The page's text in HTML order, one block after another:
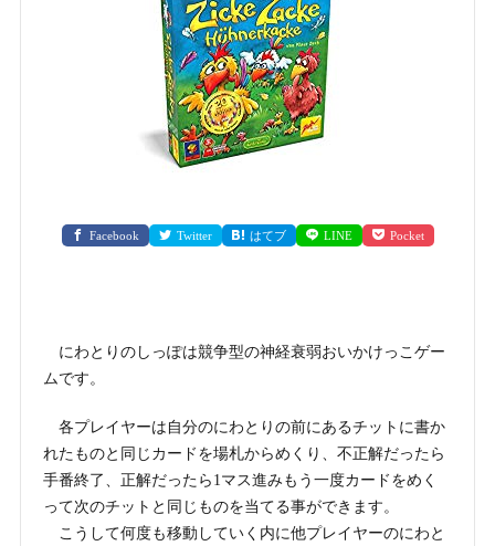
Facebook Twitter はてブ LINE Pocket
にわとりのしっぽは競争型の神経衰弱おいかけっこゲー
ムです。
各プレイヤーは自分のにわとりの前にあるチットに書か
れたものと同じカードを場札からめくり、不正解だったら
手番終了、正解だったら1マス進みもう一度カードをめく
って次のチットと同じものを当てる事ができます。
こうして何度も移動していく内に他プレイヤーのにわと